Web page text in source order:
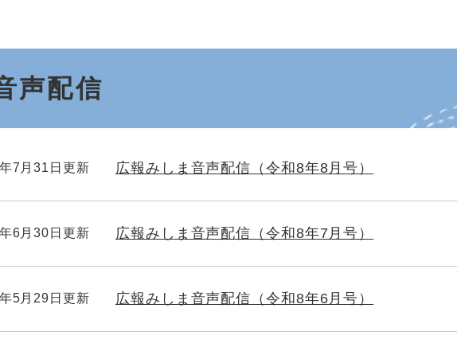
声配信
7月31日更新 広報みしま音声配信（令和8年8月号）
6月30日更新 広報みしま音声配信（令和8年7月号）
5月29日更新 広報みしま音声配信（令和8年6月号）